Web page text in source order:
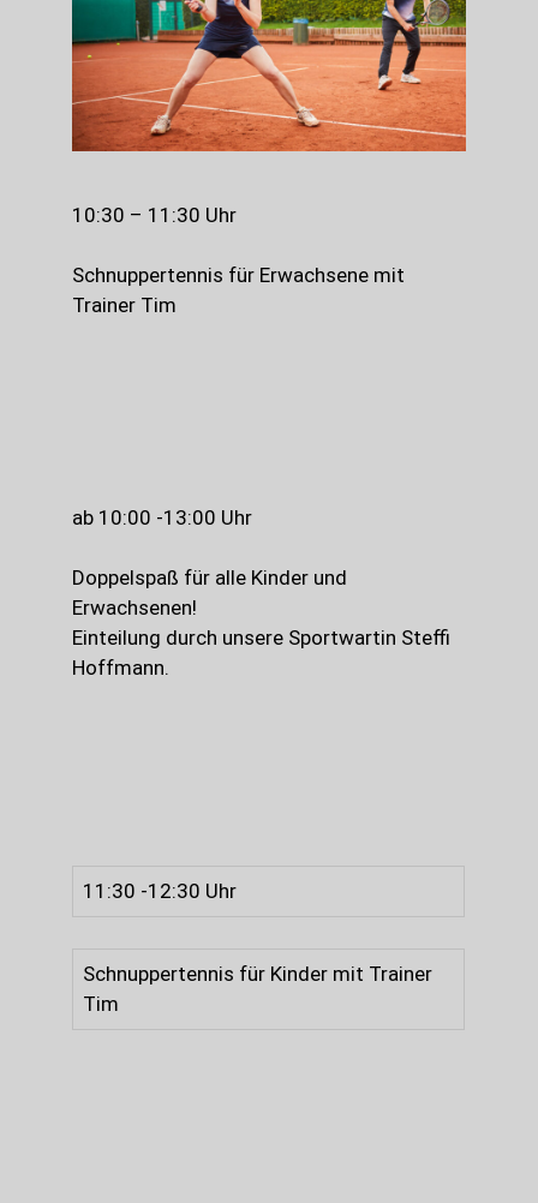
10:30 – 11:30 Uhr
Schnuppertennis für Erwachsene mit
Trainer Tim
ab 10:00 -13:00 Uhr
Doppelspaß für alle Kinder und
Erwachsenen!
Einteilung durch unsere Sportwartin Steffi
Hoffmann.
11:30 -12:30 Uhr
Schnuppertennis für Kinder mit Trainer
Tim